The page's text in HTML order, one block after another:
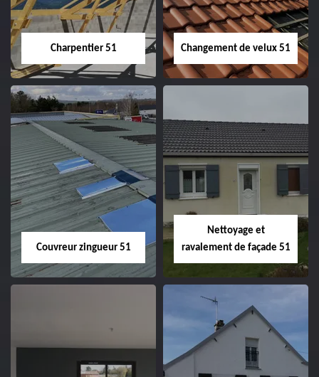
Charpentier 51
Charpentier 51
Changement de velux 51
Changement de
velux 51
Couvreur zingueur 51
51
Nettoyage et
ravalement de façade 51
Nettoyage et
ravalement de